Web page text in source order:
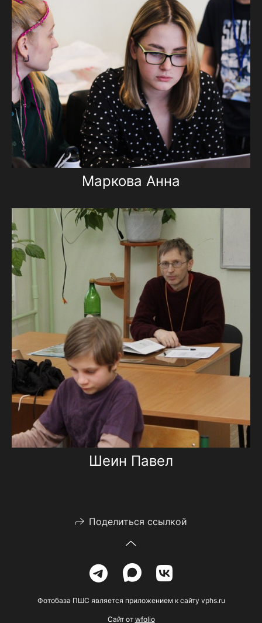
Маркова Анна
Шеин Павел
Поделиться ссылкой
Фотобаза ПШС является приложением к сайту vphs.ru
Сайт от wfolio